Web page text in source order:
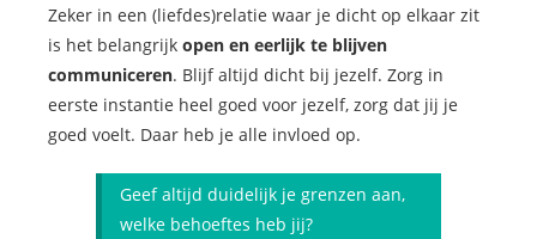
Zeker in een (liefdes)relatie waar je dicht op elkaar zit
is het belangrijk open en eerlijk te blijven
communiceren. Blijf altijd dicht bij jezelf. Zorg in
eerste instantie heel goed voor jezelf, zorg dat jij je
goed voelt. Daar heb je alle invloed op.
Geef altijd duidelijk je grenzen aan,
welke behoeftes heb jij?